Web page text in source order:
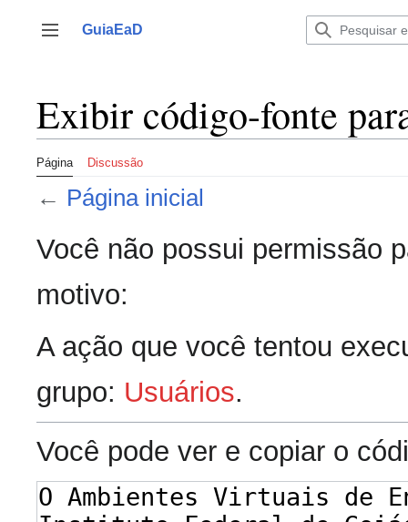
para
Alternar barra lateral
GuiaEaD
Exibir código-fonte
Página Discussão
← Página inicial
Você não possui permissão
motivo:
A ação que você tentou
grupo: Usuários.
Você pode ver e copiar o